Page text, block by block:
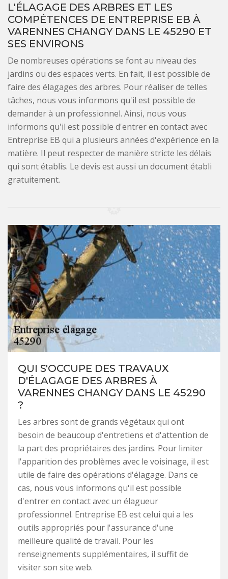
L'ÉLAGAGE DES ARBRES ET LES
COMPÉTENCES DE ENTREPRISE EB À
VARENNES CHANGY DANS LE 45290 ET
SES ENVIRONS
De nombreuses opérations se font au niveau des
jardins ou des espaces verts. En fait, il est possible de
faire des élagages des arbres. Pour réaliser de telles
tâches, nous vous informons qu'il est possible de
demander à un professionnel. Ainsi, nous vous
informons qu'il est possible d'entrer en contact avec
Entreprise EB qui a plusieurs années d'expérience en la
matière. Il peut respecter de manière stricte les délais
qui sont établis. Le devis est aussi un document établi
gratuitement.
QUI S'OCCUPE DES TRAVAUX
D'ÉLAGAGE DES ARBRES À
VARENNES CHANGY DANS LE 45290
?
Les arbres sont de grands végétaux qui ont
besoin de beaucoup d'entretiens et d'attention de
la part des propriétaires des jardins. Pour limiter
l'apparition des problèmes avec le voisinage, il est
utile de faire des opérations d'élagage. Dans ce
cas, nous vous informons qu'il est possible
d'entrer en contact avec un élagueur
professionnel. Entreprise EB est celui qui a les
outils appropriés pour l'assurance d'une
meilleure qualité de travail. Pour les
renseignements supplémentaires, il suffit de
visiter son site web.